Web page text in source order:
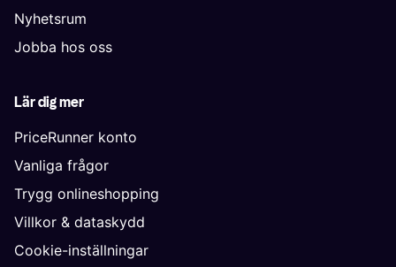
Nyhetsrum
Jobba hos oss
Lär dig mer
PriceRunner konto
Vanliga frågor
Trygg onlineshopping
Villkor & dataskydd
Cookie-inställningar